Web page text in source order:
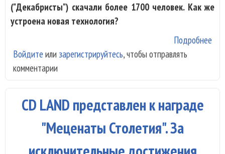
("Декабристы") скачали более 1700 человек. Как же
устроена новая технология?
Подробнее
Войдите или зарегистрируйтесь, чтобы отправлять
комментарии
CD LAND представлен к награде
"Меценаты Столетия". За